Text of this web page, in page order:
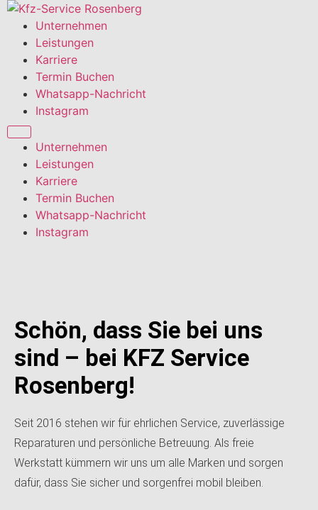
Zum
Inhalt
springen
Unternehmen
Leistungen
Karriere
Termin Buchen
Whatsapp-Nachricht
Instagram
Unternehmen
Leistungen
Karriere
Termin Buchen
Whatsapp-Nachricht
Instagram
Schön, dass Sie bei uns
sind – bei KFZ Service
Rosenberg!
Seit 2016 stehen wir für ehrlichen Service, zuverlässige
Reparaturen und persönliche Betreuung. Als freie
Werkstatt kümmern wir uns um alle Marken und sorgen
dafür, dass Sie sicher und sorgenfrei mobil bleiben.